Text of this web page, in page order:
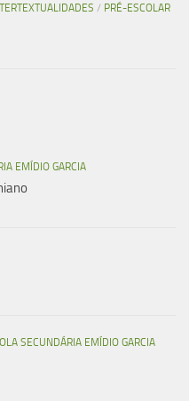
/ PRÉ-ESCOLAR
EMÍDIO GARCIA
SECUNDÁRIA EMÍDIO GARCIA